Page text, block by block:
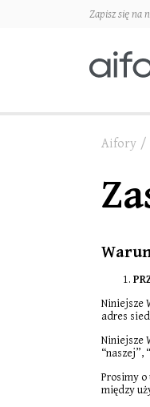
Zapisz się na
Aifory /
Niniejsze
adres
Niniejsze
“naszej”,
Prosimy o
między